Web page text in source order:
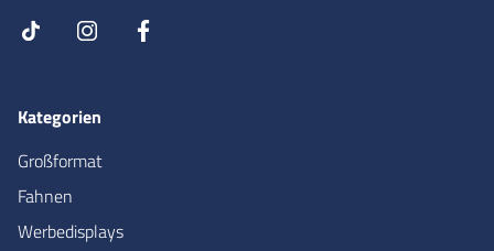
Kategorien
Großformat
Fahnen
Werbedisplays